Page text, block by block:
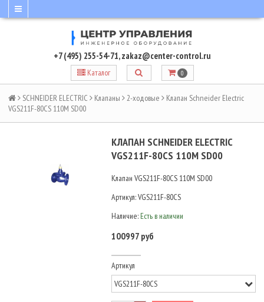
+7 (495) 255-54-71,zakaz@center-control.ru
Каталог 0
SCHNEIDER ELECTRIC Клапаны 2-ходовые
Клапан Schneider Electric
VGS211F-80CS 110M SD00
КЛАПАН SCHNEIDER ELECTRIC
VGS211F-80CS 110M SD00
Клапан VGS211F-80CS 110M SD00
Артикул:VGS211F-80CS
Наличие: Есть в наличии
100997 руб
Артикул